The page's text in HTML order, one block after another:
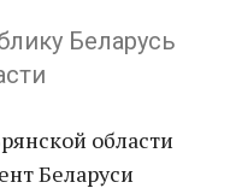
Беларусь
области
Беларуси